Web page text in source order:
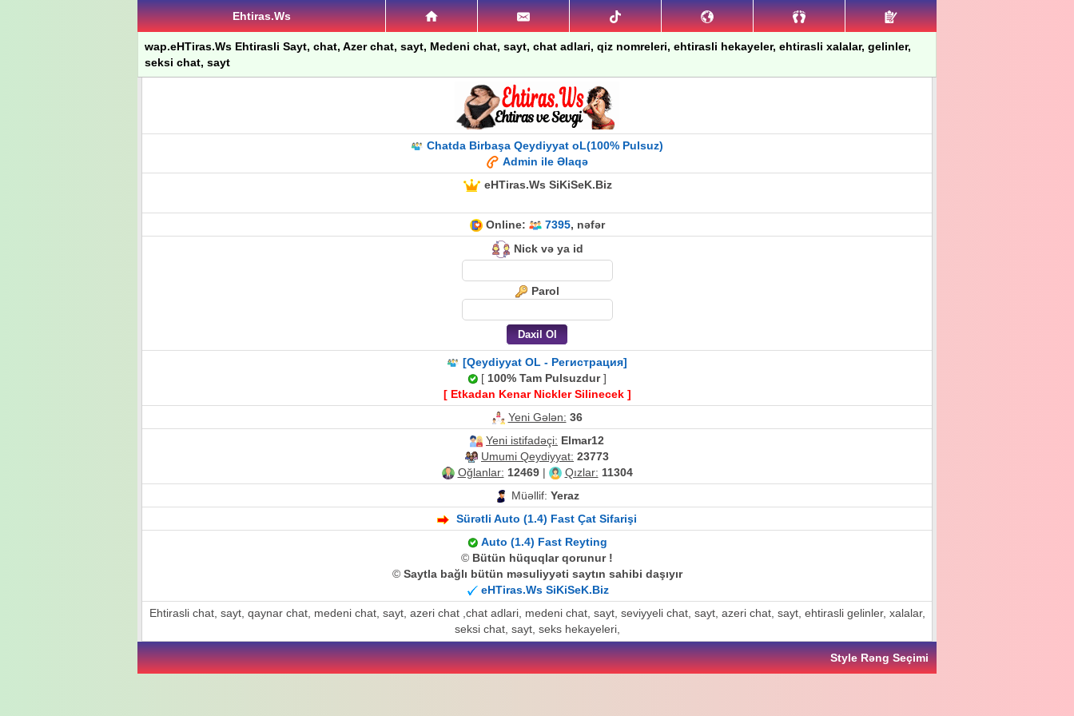
Ehtiras.Ws
wap.eHTiras.Ws Ehtirasli Sayt, chat, Azer chat, sayt, Medeni chat, sayt, chat adlari, qiz nomreleri, ehtirasli hekayeler, ehtirasli xalalar, gelinler,
seksi chat, sayt
Chatda Birbaşa Qeydiyyat oL(100% Pulsuz)
Admin ile Əlaqə
eHTiras.Ws SiKiSeK.Biz
Online: 7395, nəfər
Nick və ya id
Parol
[Qeydiyyat OL - Регистрация]
[ 100% Tam Pulsuzdur]
[ Etkadan Kenar Nickler Silinecek ]
Yeni Gələn: 36
Yeni istifadəçi: Elmar12
Umumi Qeydiyyat: 23773
Oğlanlar: 12469| Qızlar: 11304
Müəllif: Yeraz
Sürətli Auto (1.4) Fast Çat Sifarişi
Auto (1.4) Fast Reyting
© Bütün hüquqlar qorunur !
© Saytla bağlı bütün məsuliyyəti saytın sahibi daşıyır
eHTiras.Ws SiKiSeK.Biz
Ehtirasli chat, sayt, qaynar chat, medeni chat, sayt, azeri chat ,chat adlari, medeni chat, sayt, seviyyeli chat, sayt, azeri chat, sayt, ehtirasli gelinler, xalalar,
seksi chat, sayt, seks hekayeleri,
Style Rəng Seçimi